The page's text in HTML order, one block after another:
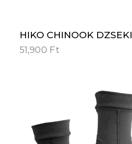
HIKO CHINOOK DZSEKI
51,900 Ft